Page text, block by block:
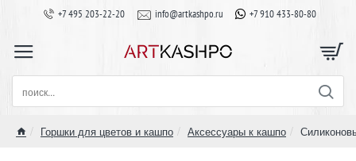
+7 495 203-22-20 info@artkashpo.ru +7 910 433-80-80
поиск...
Горшки для цветов и кашпо Аксессуары к кашпо